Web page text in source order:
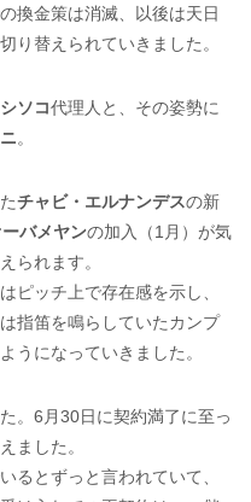
換金策は消滅、以後は天日
り替えられていきました。
シソコ代理人と、その姿勢に
。
チャビ・エルナンデスの新
ーバメヤンの加入（1月）が気
られます。
ピッチ上で存在感を示し、
指笛を鳴らしていたカンプ
うになっていきました。
。6月30日に契約満了に至っ
ました。
るとずっと言われていて、